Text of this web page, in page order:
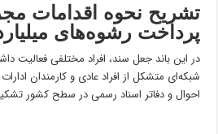
تشریح نحوه اقدامات
پرداخت رشوه‌های
در این باند جعل سند، افراد مختلفی فعالیت
شبکه‌ای متشکل از افراد عادی و کارمندان
احوال و دفاتر اسناد رسمی در سطح کشور